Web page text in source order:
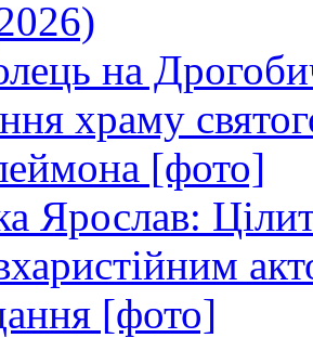
на
храму
[фото]
Ярослав:
[фото]